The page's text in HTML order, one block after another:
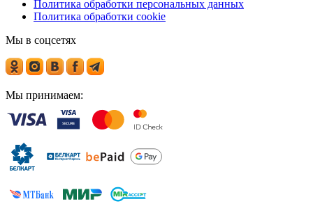
Политика обработки персональных данных
Политика обработки cookie
Мы в соцсетях
Мы принимаем: